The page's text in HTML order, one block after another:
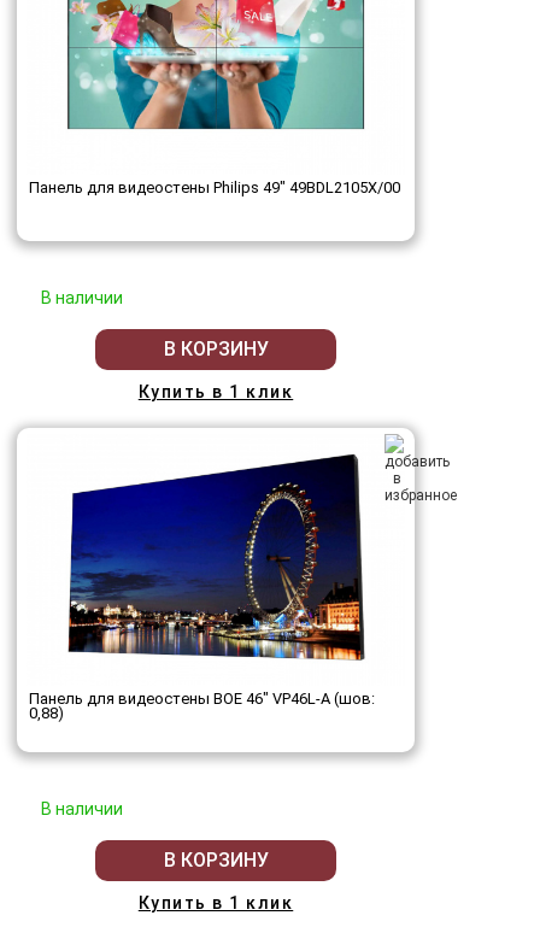
Панель для видеостены Philips 49" 49BDL2105X/00
В наличии
В КОРЗИНУ
Купить в 1 клик
Панель для видеостены BOE 46" VP46L-A (шов:
0,88)
В наличии
В КОРЗИНУ
Купить в 1 клик